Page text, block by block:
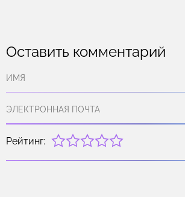
Оставить комментарий
Рейтинг: